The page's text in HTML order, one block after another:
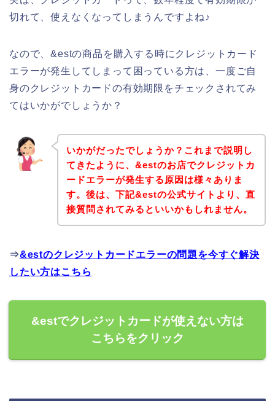
切れて、使えなくなってしまうんですよね♪
なので、&estの商品を購入する時にクレジットカード
エラーが発生してしまって困っている方は、一度ご自
身のクレジットカードの有効期限をチェックされてみ
てはいかがでしょうか？
いかがだったでしょうか？これまで説明し
てきたように、&estのお店でクレジットカ
ードエラーが発生する原因は様々ありま
す。後は、下記&estの公式サイトより、直
接質問されてみるといいかもしれません。
⇒&estのクレジットカードエラーの問題を今すぐ解決
したい方はこちら
&estでクレジットカードが使えない方は
こちらをクリック